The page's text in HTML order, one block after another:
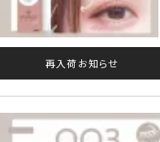
再入荷お知らせ